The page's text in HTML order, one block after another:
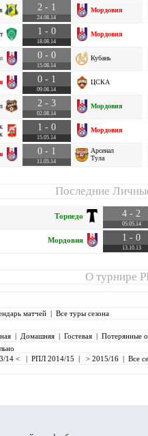
2 - 1
24.08.14
Мордовия
1 - 0
18.08.14
Мордовия
0 - 0
15.08.14
Кубань
0 - 1
09.08.14
ЦСКА
2 - 3
02.08.14
Мордовия
1 - 0
15.05.14
Мордовия
0 - 1
11.05.14
Арсенал
Тула
Последние
Торпедо 4 - 2
05.05.14
Мордовия 1 - 0
13.10.13
О турнире
матчей| Все туры сезона
| Домашняя| Гостевая| Потерянные
14 <
| РПЛ 2014/15 | > 2015/16| Все